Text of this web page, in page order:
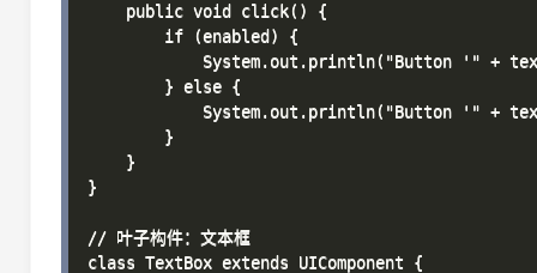
    public void click() {
        if (enabled) {
System.out.println("Button '" +
        } else {
System.out.println("Button '" +
        }
    }
}
// 叶子构件：文本框
class TextBox extends UIComponent {